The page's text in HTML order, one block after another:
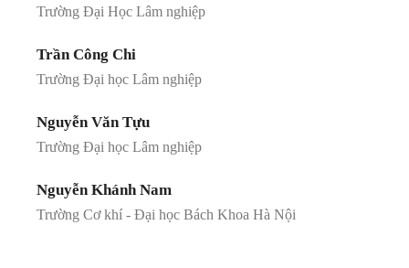
Trường Đại Học Lâm nghiệp
Trần Công Chi
Trường Đại học Lâm nghiệp
Nguyễn Văn Tựu
Trường Đại học Lâm nghiệp
Nguyễn Khánh Nam
Trường Cơ khí - Đại học Bách Khoa Hà Nội